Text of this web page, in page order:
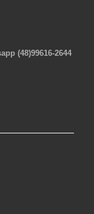
(48)99616-2644